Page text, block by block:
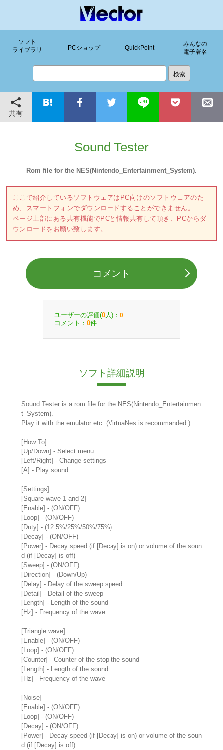
ソフト
ライブラリ
PCショップ QuickPoint
みんなの
電子署名
共有
Sound Tester
Rom file for the NES(Nintendo_Entertainment_System).
ここで紹介しているソフトウェアはPC向けのソフトウェアのた
め、スマートフォンでダウンロードすることができません。
ページ上部にある共有機能でPCと情報共有して頂き、PCからダ
ウンロードをお願い致します。
コメント
ユーザーの評価(0 人)： 0
コメント： 0件
ソフト詳細説明
Sound Tester is a rom file for the NES(Nintendo_Entertainmen
t_System).
Play it with the emulator etc. (VirtuaNes is recommanded.)
[How To]
[Up/Down] - Select menu
[Left/Right] - Change settings
[A] - Play sound
[Settings]
[Square wave 1 and 2]
[Enable] - (ON/OFF)
[Loop] - (ON/OFF)
[Duty] - (12.5%/25%/50%/75%)
[Decay] - (ON/OFF)
[Power] - Decay speed (if [Decay] is on) or volume of the soun
d (if [Decay] is off)
[Sweep] - (ON/OFF)
[Direction] - (Down/Up)
[Delay] - Delay of the sweep speed
[Detail] - Detail of the sweep
[Length] - Length of the sound
[Hz] - Frequency of the wave
[Triangle wave]
[Enable] - (ON/OFF)
[Loop] - (ON/OFF)
[Counter] - Counter of the stop the sound
[Length] - Length of the sound
[Hz] - Frequency of the wave
[Noise]
[Enable] - (ON/OFF)
[Loop] - (ON/OFF)
[Decay] - (ON/OFF)
[Power] - Decay speed (if [Decay] is on) or volume of the soun
d (if [Decay] is off)